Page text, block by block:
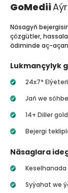
GoMedii
Näsagyň
çözgütler,
ädiminde aç-
Lukmançylyk
24x7*
Jaň we
14+ Diller
Bejergi
Näsaglara
Syýahat we